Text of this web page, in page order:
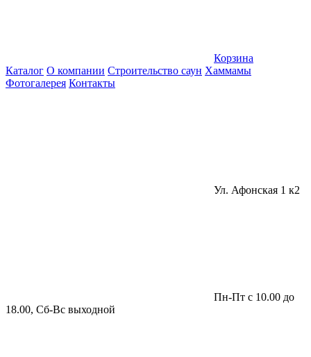
Корзина
Каталог О компании Строительство саун Хаммамы
Фотогалерея Контакты
Ул. Афонская 1 к2
Пн-Пт с 10.00 до
18.00, Сб-Вс выходной